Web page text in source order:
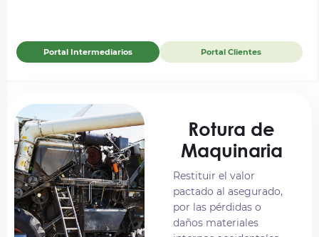
Portal Intermediarios Portal Clientes
Rotura de
Maquinaria
Restituir el valor
pactado al asegurado,
por las pérdidas o
daños materiales